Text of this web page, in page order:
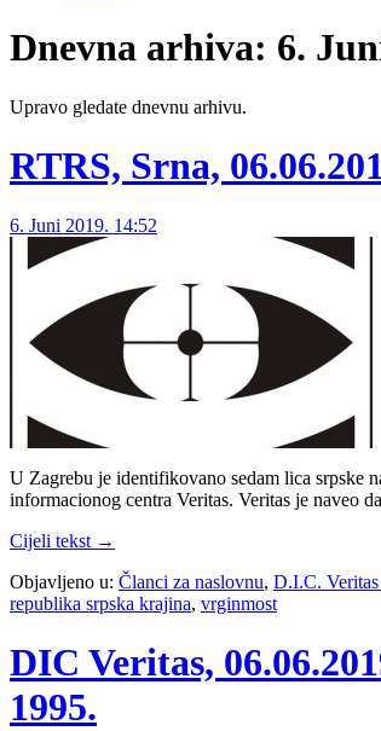
Dnevna arhiva: 6.
Upravo gledate dnevnu arhivu.
RTRS, Srna,
6. Juni 2019. 14:52
U Zagrebu je identifikovano sedam lica srpske
informacionog centra Veritas. Veritas je
Cijeli tekst →
Objavljeno u: Članci za naslovnu, D.I.C.
republika srpska krajina, vrginmost
DIC Veritas,
1995.